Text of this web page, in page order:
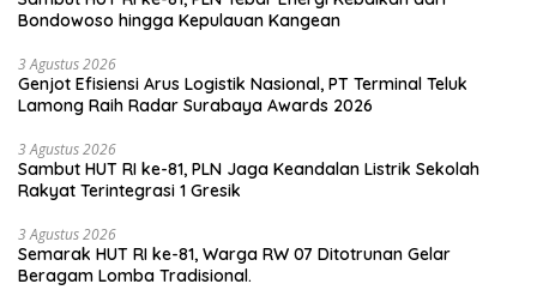
Bondowoso hingga Kepulauan Kangean
3 Agustus 2026
Genjot Efisiensi Arus Logistik Nasional, PT Terminal Teluk
Lamong Raih Radar Surabaya Awards 2026
3 Agustus 2026
Sambut HUT RI ke-81, PLN Jaga Keandalan Listrik Sekolah
Rakyat Terintegrasi 1 Gresik
3 Agustus 2026
Semarak HUT RI ke-81, Warga RW 07 Ditotrunan Gelar
Beragam Lomba Tradisional.